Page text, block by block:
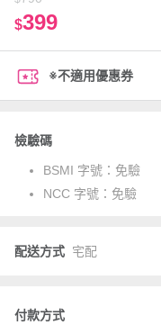
$399
※不適用優惠券
檢驗碼
BSMI 字號： 免驗
NCC 字號： 免驗
配送方式 宅配
付款方式